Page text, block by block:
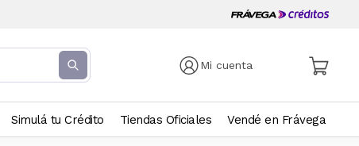
Mi cuenta
Simulá tu Crédito Tiendas Oficiales Vendé en Frávega